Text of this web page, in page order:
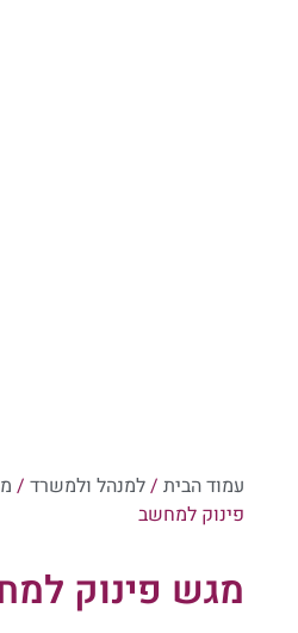
עמוד הבית/למנהל ולמשרד/
פינוק למחשב
מגש פינוק